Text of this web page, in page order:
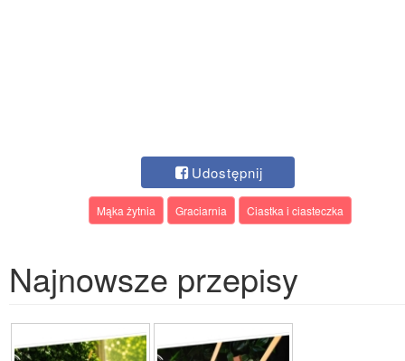
Udostępnij
Mąka żytnia Graciarnia Ciastka i ciasteczka
Najnowsze przepisy